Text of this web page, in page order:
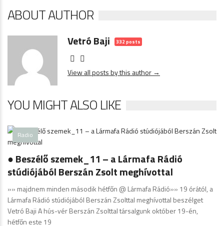
ABOUT AUTHOR
Vetró Baji 332 posts
View all posts by this author →
YOU MIGHT ALSO LIKE
Radio
● Beszélő szemek_11 – a Lármafa Rádió
stúdiójából Berszán Zsolt meghívottal
»» majdnem minden második hétfőn @ Lármafa Rádió»» 19 órától, a
Lármafa Rádió stúdiójából Berszán Zsolttal meghívottal beszélget
Vetró Baji A hús-vér Berszán Zsolttal társalgunk október 19-én,
hétfőn este 19